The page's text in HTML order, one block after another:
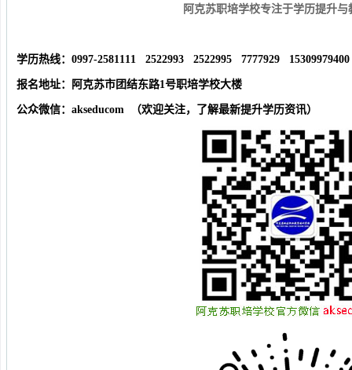
阿克苏职培学校专注于学历提升与
学历热线：0997-2581111 2522993 2522995 7777929
报名地址：阿克苏市团结东路1号职培学校大楼
公众微信：akseducom （欢迎关注，了解最新提升学历资讯）